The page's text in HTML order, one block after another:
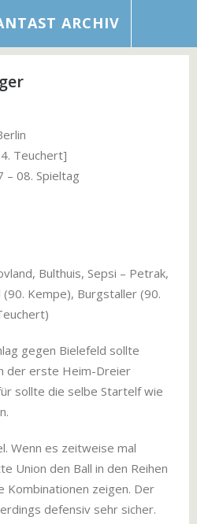
ARCHIV
Teuchert]
– 08. Spieltag
Bulthuis, Sepsi – Petrak,
(90. Kempe), Burgstaller (90.
gegen Bielefeld sollte
der erste Heim-Dreier
sollte die selbe Startelf wie
Wenn es zeitweise mal
Union den Ball in den Reihen
Kombinationen zeigen. Der
defensiv sehr sicher.